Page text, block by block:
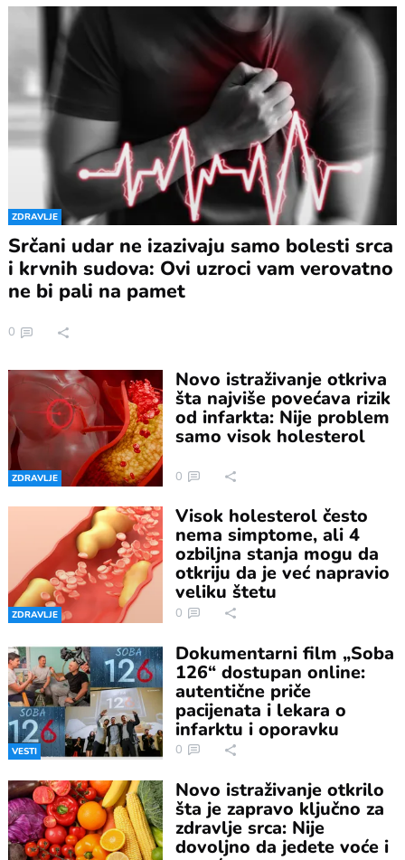
ZDRAVLJE
Srčani udar ne izazivaju samo bolesti srca
i krvnih sudova: Ovi uzroci vam verovatno
ne bi pali na pamet
0
ZDRAVLJE
Novo istraživanje otkriva
šta najviše povećava rizik
od infarkta: Nije problem
samo visok holesterol
0
ZDRAVLJE
Visok holesterol često
nema simptome, ali 4
ozbiljna stanja mogu da
otkriju da je već napravio
veliku štetu
0
VESTI
Dokumentarni film „Soba
126“ dostupan online:
autentične priče
pacijenata i lekara o
infarktu i oporavku
0
Novo istraživanje otkrilo
šta je zapravo ključno za
zdravlje srca: Nije
dovoljno da jedete voće i